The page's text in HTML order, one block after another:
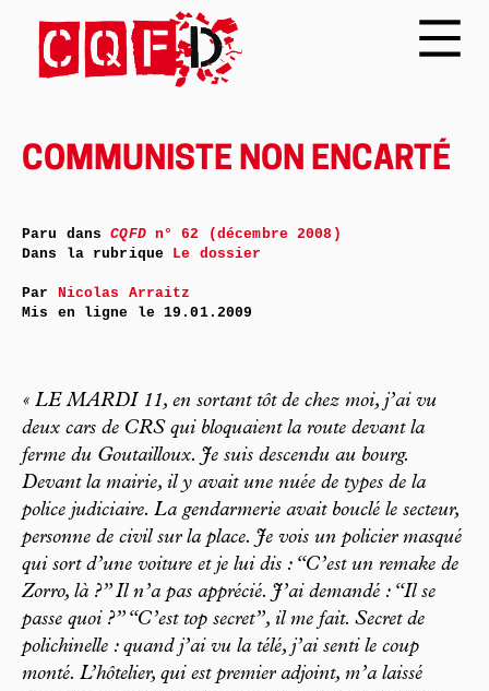
COMMUNISTE NON ENCARTÉ
« LE MARDI 11, en sortant tôt de chez moi, j’ai vu
deux cars de CRS qui bloquaient la route devant la
ferme du Goutailloux. Je suis descendu au bourg.
Devant la mairie, il y avait une nuée de types de la
police judiciaire. La gendarmerie avait bouclé le secteur,
personne de civil sur la place. Je vois un policier masqué
qui sort d’une voiture et je lui dis : “C’est un remake de
Zorro, là ?” Il n’a pas apprécié. J’ai demandé : “Il se
passe quoi ?” “C’est top secret”, il me fait. Secret de
polichinelle : quand j’ai vu la télé, j’ai senti le coup
monté. L’hôtelier, qui est premier adjoint, m’a laissé
Paru dansCQFDn° 62 (décembre 2008)
Dans la rubrique Le dossier
Par Nicolas Arraitz
Mis en ligne le19.01.2009